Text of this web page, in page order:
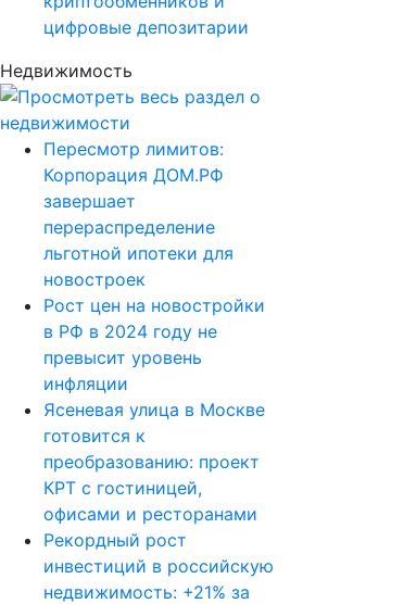
цифровые депозитарии
Недвижимость
Пересмотр лимитов:
Корпорация ДОМ.РФ
завершает
перераспределение
льготной ипотеки для
новостроек
Рост цен на новостройки
в РФ в 2024 году не
превысит уровень
инфляции
Ясеневая улица в Москве
готовится к
преобразованию: проект
КРТ с гостиницей,
офисами и ресторанами
Рекордный рост
инвестиций в российскую
недвижимость: +21% за